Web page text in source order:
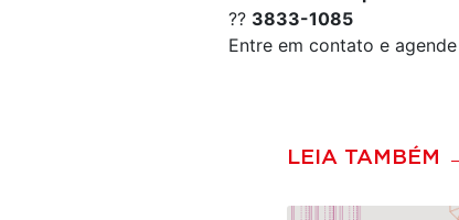
?? 3833-1085
Entre em contato e
LEIA TAMBÉM